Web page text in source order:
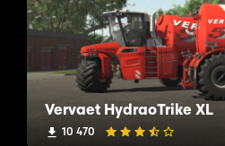
Vervaet HydraoTrike XL
10 470